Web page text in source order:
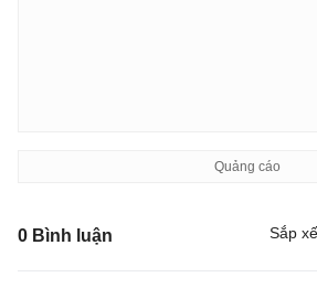
0 Bình luận Sắp